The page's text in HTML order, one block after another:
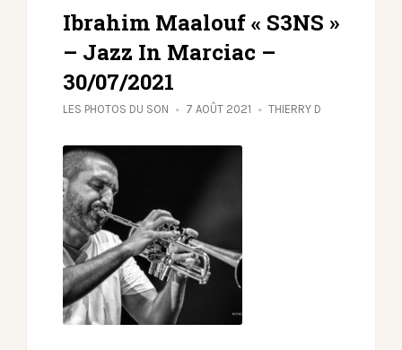
Ibrahim Maalouf « S3NS »
– Jazz In Marciac –
30/07/2021
LES PHOTOS DU SON 7 AOÛT 2021 THIERRY D